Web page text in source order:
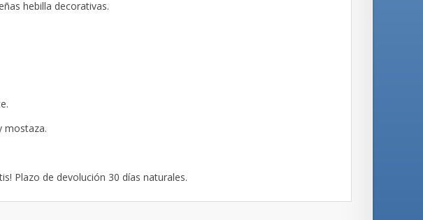
hebilla decorativas.
mostaza.
Plazo de devolución 30 días naturales.